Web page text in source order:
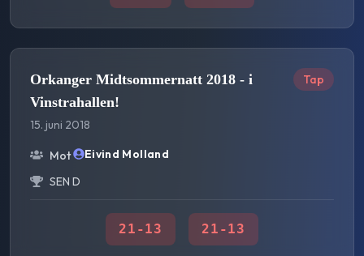
Orkanger Midtsommernatt 2018 - i
Vinstrahallen!
15. juni 2018
Tap
Mot
Eivind Molland
SEN D
21 -13 21 -13